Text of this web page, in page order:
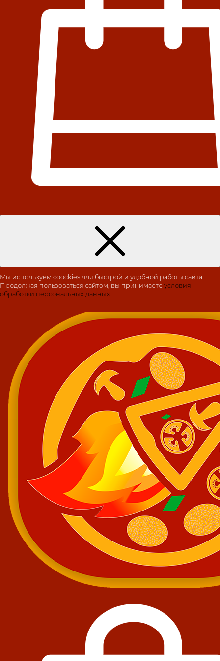
Мы используем coockies для быстрой и удобной работы сайта.
Продолжая пользоваться сайтом, вы принимаете условия
обработки персональных данных